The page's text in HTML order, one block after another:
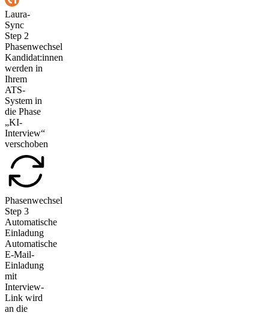
Laura-
Sync
Step 2
Phasenwechsel
Kandidat:innen
werden in
Ihrem
ATS-
System in
die Phase
„KI-
Interview“
verschoben
Phasenwechsel
Step 3
Automatische
Einladung
Automatische
E-Mail-
Einladung
mit
Interview-
Link wird
an die